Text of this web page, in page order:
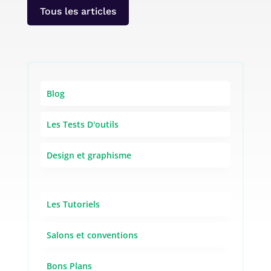
Tous les articles
Blog
Les Tests D'outils
Design et graphisme
Les Tutoriels
Salons et conventions
Bons Plans